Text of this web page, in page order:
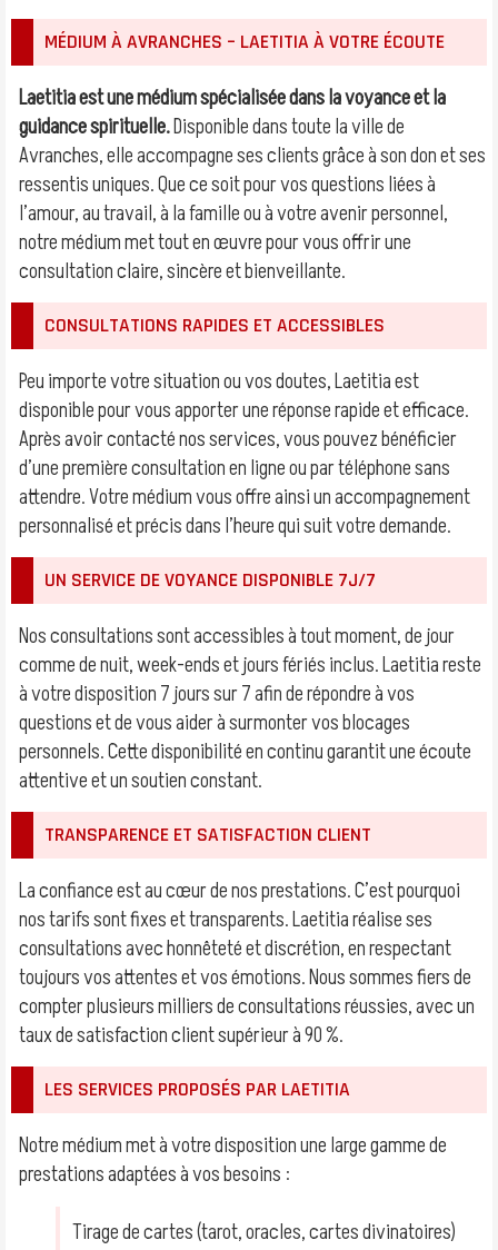
MÉDIUM À AVRANCHES – LAETITIA À VOTRE ÉCOUTE
Laetitia est une médium spécialisée dans la voyance et la
guidance spirituelle.Disponible dans toute la ville de
Avranches, elle accompagne ses clients grâce à son don et ses
ressentis uniques. Que ce soit pour vos questions liées à
l’amour, au travail, à la famille ou à votre avenir personnel,
notre médium met tout en œuvre pour vous offrir une
consultation claire, sincère et bienveillante.
CONSULTATIONS RAPIDES ET ACCESSIBLES
Peu importe votre situation ou vos doutes, Laetitia est
disponible pour vous apporter une réponse rapide et efficace.
Après avoir contacté nos services, vous pouvez bénéficier
d’une première consultation en ligne ou par téléphone sans
attendre. Votre médium vous offre ainsi un accompagnement
personnalisé et précis dans l’heure qui suit votre demande.
UN SERVICE DE VOYANCE DISPONIBLE 7J/7
Nos consultations sont accessibles à tout moment, de jour
comme de nuit, week-ends et jours fériés inclus. Laetitia reste
à votre disposition 7 jours sur 7 afin de répondre à vos
questions et de vous aider à surmonter vos blocages
personnels. Cette disponibilité en continu garantit une écoute
attentive et un soutien constant.
TRANSPARENCE ET SATISFACTION CLIENT
La confiance est au cœur de nos prestations. C’est pourquoi
nos tarifs sont fixes et transparents. Laetitia réalise ses
consultations avec honnêteté et discrétion, en respectant
toujours vos attentes et vos émotions. Nous sommes fiers de
compter plusieurs milliers de consultations réussies, avec un
taux de satisfaction client supérieur à 90 %.
LES SERVICES PROPOSÉS PAR LAETITIA
Notre médium met à votre disposition une large gamme de
prestations adaptées à vos besoins :
Tirage de cartes (tarot, oracles, cartes divinatoires)